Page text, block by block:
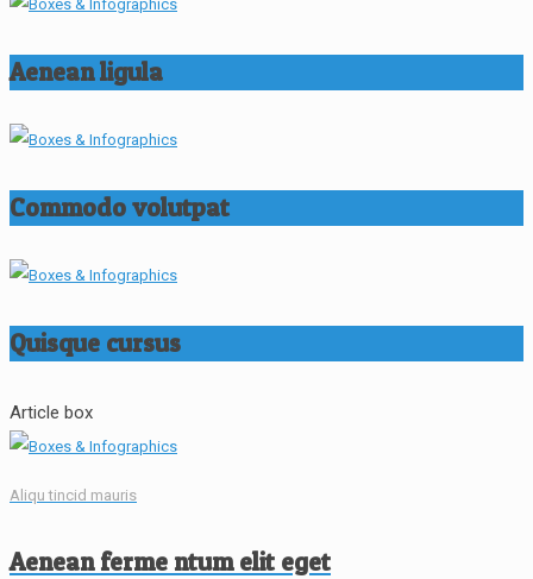
Aenean ligula
Commodo volutpat
Quisque cursus
Article box
Aliqu tincid mauris
Aenean ferme ntum elit eget